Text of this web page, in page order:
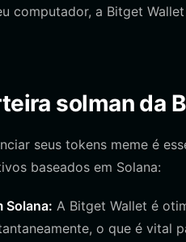
computador, a Bitget
solman da
seus tokens meme é
baseados em Solana:
Solana: A Bitget Wallet é
o que é vital